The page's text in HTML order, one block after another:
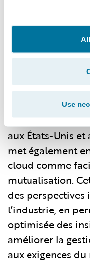
Use
représentant
dollars de
peuvent
précises et plus
intersectorielle
de données
Actuellement
aux États-Unis et
met également
cloud comme
mutualisation.
des
l’industrie, en
optimisée des
améliorer la
aux exigences du